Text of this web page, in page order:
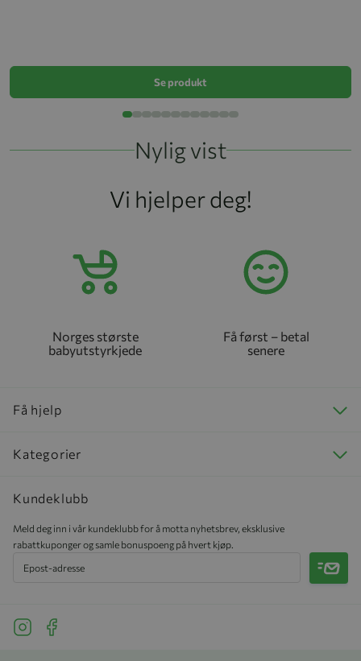
Se produkt
Nylig vist
Vi hjelper deg!
Norges største
babyutstyrkjede
Få først – betal
senere
Få hjelp
Kategorier
Kundeklubb
Meld deg inn i vår kundeklubb for å motta nyhetsbrev, eksklusive
rabattkuponger og samle bonuspoeng på hvert kjøp.
Meld
See our Instagram
See our Facebook